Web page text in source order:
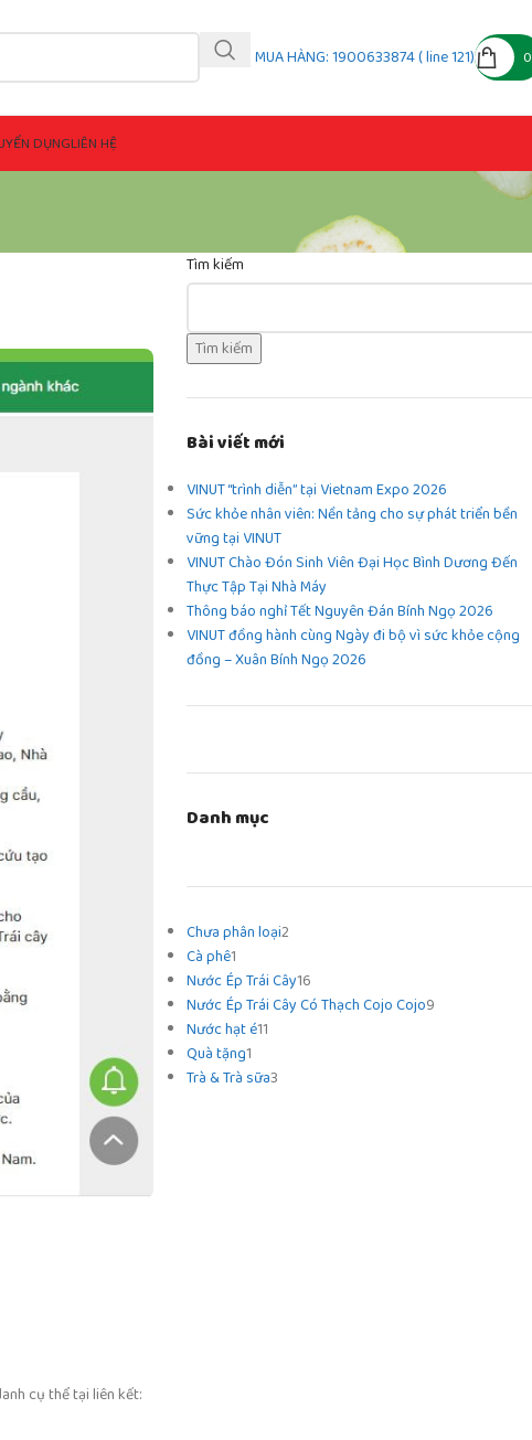
MUA HÀNG: 1900633874 ( line 121)
DỤNGLIÊN HỆ
cụ thể tại liên kết:
Tìm kiếm
Tìm kiếm
Bài viết mới
VINUT “trình diễn” tại Vietnam Expo 2026
Sức khỏe nhân viên: Nền tảng cho sự phát triển bền
vững tại VINUT
VINUT Chào Đón Sinh Viên Đại Học Bình Dương Đến
Thực Tập Tại Nhà Máy
Thông báo nghỉ Tết Nguyên Đán Bính Ngọ 2026
VINUT đồng hành cùng Ngày đi bộ vì sức khỏe cộng
đồng – Xuân Bính Ngọ 2026
Danh mục
Chưa phân loại2
Cà phê1
Nước Ép Trái Cây16
Nước Ép Trái Cây Có Thạch Cojo Cojo9
Nước hạt é11
Quà tặng1
Trà & Trà sữa3